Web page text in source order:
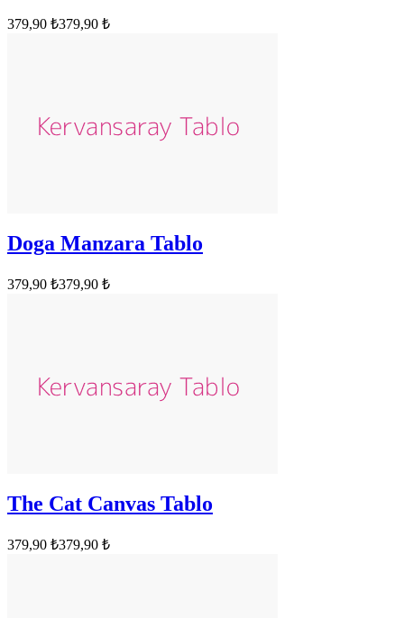
379,90 ₺379,90 ₺
Doga Manzara Tablo
379,90 ₺379,90 ₺
The Cat Canvas Tablo
379,90 ₺379,90 ₺